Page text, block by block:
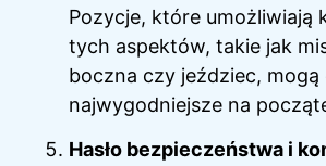
Pozycje, które umożliwiają
tych aspektów, takie jak
boczna czy jeździec, mogą
najwygodniejsze na
Hasło bezpieczeństwa i